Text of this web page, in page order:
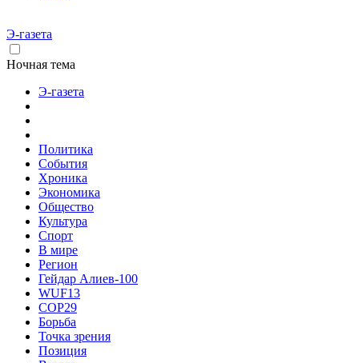
Э-газета
Ночная тема
Э-газета
Политика
События
Хроника
Экономика
Общество
Культура
Спорт
В мире
Регион
Гейдар Алиев-100
WUF13
COP29
Борьба
Точка зрения
Позиция